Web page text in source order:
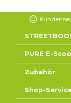
PURE E-
Zubehör
Shop-